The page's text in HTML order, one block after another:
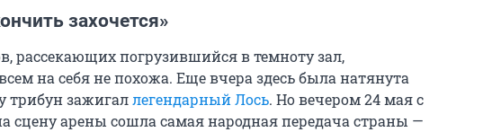
захочется»
рассекающих погрузившийся в темноту зал,
на себя не похожа. Еще вчера здесь была натянута
трибун зажигаллегендарный Лось. Но вечером 24 мая с
сцену арены сошла самая народная передача страны —